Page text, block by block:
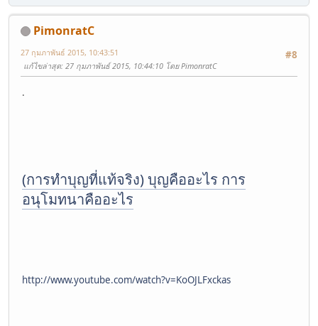
PimonratC
#8
27 กุมภาพันธ์ 2015, 10:43:51
แก้ไขล่าสุด: 27 กุมภาพันธ์ 2015, 10:44:10 โดย PimonratC
.
(การทำบุญที่แท้จริง) บุญคืออะไร การ
อนุโมทนาคืออะไร
http://www.youtube.com/watch?v=KoOJLFxckas